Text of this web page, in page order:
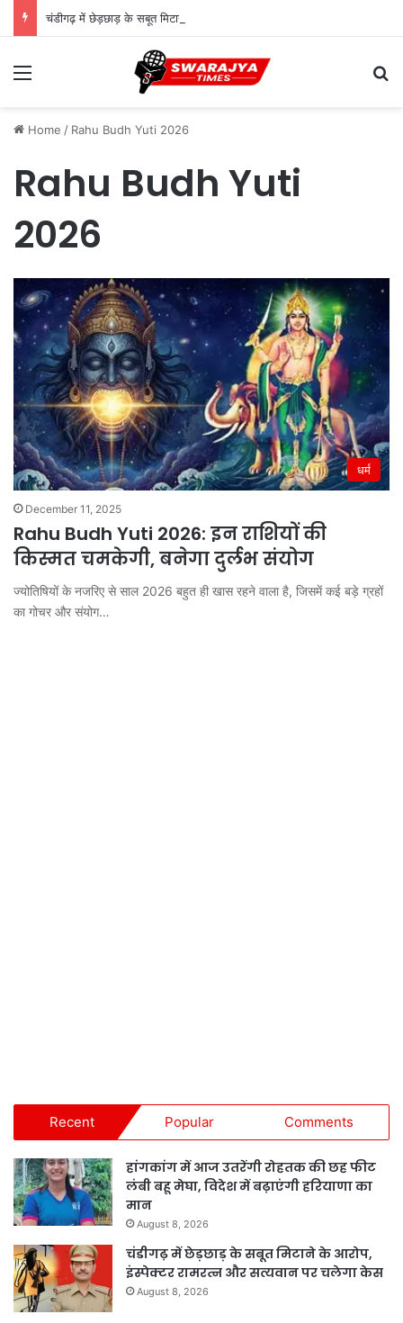
Menu
Home / Rahu Budh Yuti 2026
Rahu Budh Yuti
2026
धर्म
December 11, 2025
Rahu Budh Yuti 2026: इन राशियों की
किस्मत चमकेगी, बनेगा दुर्लभ संयोग
ज्योतिषियों के नजरिए से साल 2026 बहुत ही खास रहने वाला है, जिसमें कई बड़े ग्रहों
का गोचर और संयोग…
Recent Popular Comments
हांगकांग में आज उतरेंगी रोहतक की छह फीट
लंबी बहू मेघा, विदेश में बढ़ाएंगी हरियाणा का
मान
August 8, 2026
चंडीगढ़ में छेड़छाड़ के सबूत मिटाने के आरोप,
इंस्पेक्टर रामरत्न और सत्यवान पर चलेगा केस
August 8, 2026